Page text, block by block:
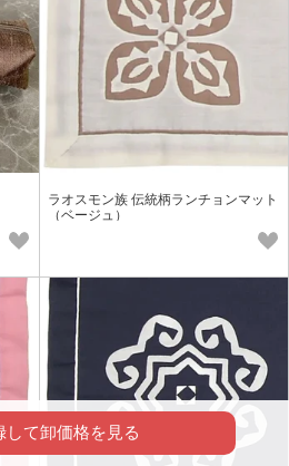
ラオスモン族 伝統柄ランチョンマット
（ベージュ）
して卸価格を見る